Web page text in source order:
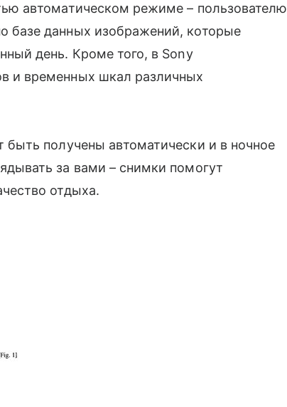
автоматическом режиме – пользователю
базе данных изображений, которые
день. Кроме того, в Sony
и временных шкал различных
быть получены автоматически и в ночное
за вами – снимки помогут
отдыха.